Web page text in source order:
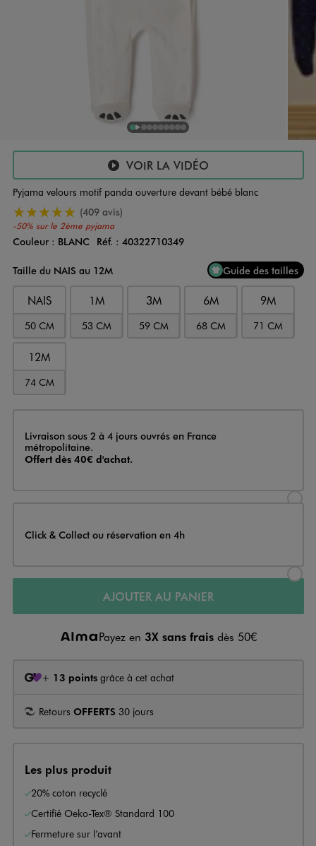
1Sur 10
2 Sur 10
3Sur 10
4Sur 10
5Sur 10
6Sur 10
7Sur 10
8Sur 10
9Sur 10
10
VOIR LA VIDÉO
Pyjama velours motif panda ouverture devant bébé blanc
-50% sur le 2ème pyjama
5/5 de moyenne(409 avis)
Couleur
Couleur : BLANC Réf. : 40322710349
Taille du NAIS au 12M
Guide des tailles
NAIS
50 CM
1M
53 CM
3M
59 CM
6M
68 CM
9M
71 CM
12M
74 CM
Livraison
Livraison sous 2 à 4 jours ouvrés en France
métropolitaine.
Offert dès 40€ d'achat.
Click & Collect ou réservation en 4h
AJOUTER AU PANIER
Payez en 3X sans frais dès 50€
+ 13 points grâce à cet achat
Retours OFFERTS 30 jours
Les plus produit
20% coton recyclé
Certifié Oeko-Tex® Standard 100
Fermeture sur l’avant